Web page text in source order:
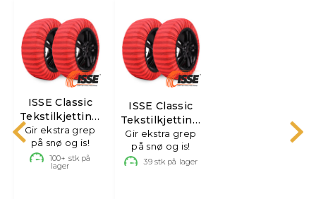
ISSE Classic
Tekstilkjetting,
str 70
Gir ekstra grep
på snø og is!
100+ stk på
lager
ISSE Classic
Tekstilkjetting,
str 74
Gir ekstra grep
på snø og is!
39stk på lager